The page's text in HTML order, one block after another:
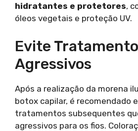
hidratantes e protetores,
óleos vegetais e proteção UV.
Evite
Agressivos
Após a realização da morena
botox capilar, é recomendado
tratamentos subsequentes
agressivos para os fios.